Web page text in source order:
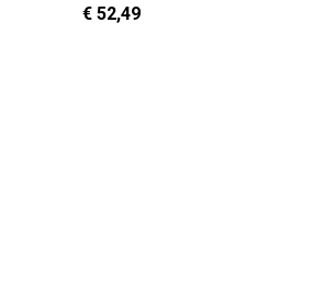
€ 52,49